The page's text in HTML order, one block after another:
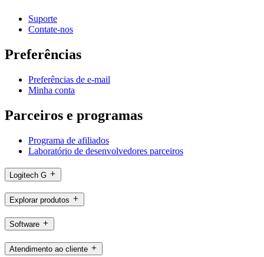
Suporte
Contate-nos
Preferências
Preferências de e-mail
Minha conta
Parceiros e programas
Programa de afiliados
Laboratório de desenvolvedores parceiros
Logitech G
Explorar produtos
Software
Atendimento ao cliente